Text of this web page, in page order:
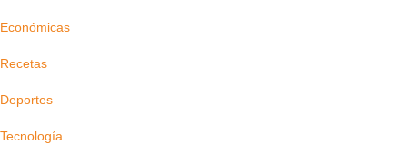
Económicas
Recetas
Deportes
Tecnología